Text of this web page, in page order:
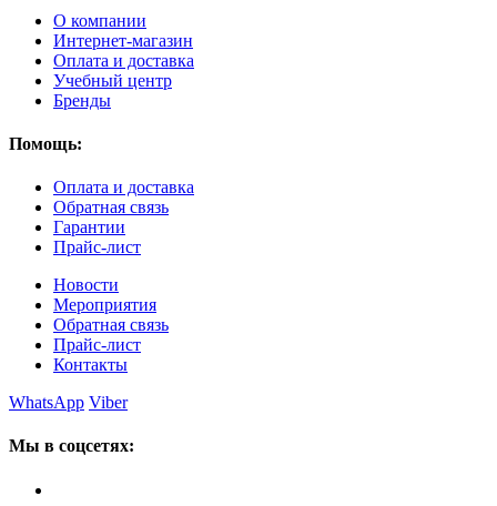
О компании
Интернет-магазин
Оплата и доставка
Учебный центр
Бренды
Помощь:
Оплата и доставка
Обратная связь
Гарантии
Прайс-лист
Новости
Мероприятия
Обратная связь
Прайс-лист
Контакты
WhatsApp Viber
Мы в соцсетях: